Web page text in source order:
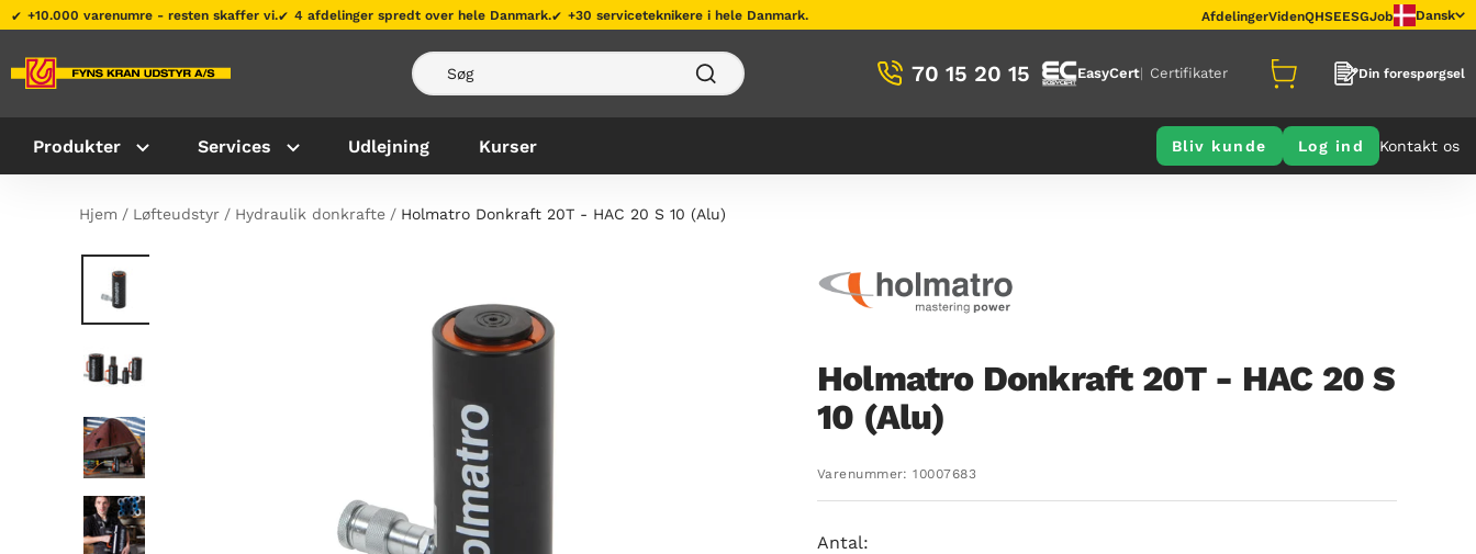
Gå
indhold
+10.000 varenumre - resten skaffer vi. 4 afdelinger spredt over hele Danmark. +30 serviceteknikere i hele Danmark. AfdelingerVidenQHSEESGJob Dansk
70 15 20 15 EasyCert Certifikater Din forespørgsel
Produkter Services Udlejning Kurser Bliv kunde Log ind Kontakt os
Hjem Løfteudstyr Hydraulik donkrafte Holmatro Donkraft 20T - HAC 20 S 10 (Alu)
Holmatro Donkraft 20T - HAC 20 S
10 (Alu)
Varenummer:10007683
Antal: